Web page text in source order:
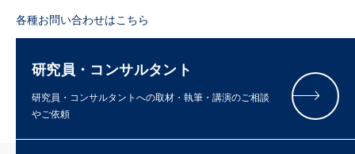
各種お問い合わせはこちら
研究員・コンサルタント
研究員・コンサルタントへの取材・執筆・講演のご相談
やご依頼